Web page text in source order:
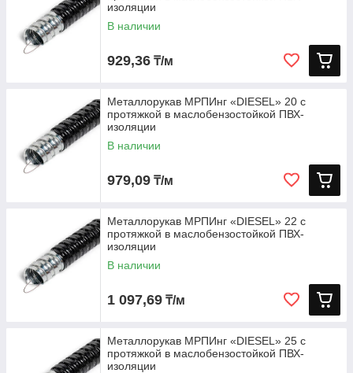
изоляции
В наличии
929,36 ₸/м
Металлорукав МРПИнг «DIESEL» 20 с
протяжкой в маслобензостойкой ПВХ-
изоляции
В наличии
979,09 ₸/м
Металлорукав МРПИнг «DIESEL» 22 с
протяжкой в маслобензостойкой ПВХ-
изоляции
В наличии
1 097,69 ₸/м
Металлорукав МРПИнг «DIESEL» 25 с
протяжкой в маслобензостойкой ПВХ-
изоляции